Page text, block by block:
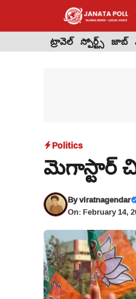
content ట్రావెల్ స్పోర్ట్స్ జాబ్
Politics
మెగాస్టార్
Byviratnagendar
On: February 14,